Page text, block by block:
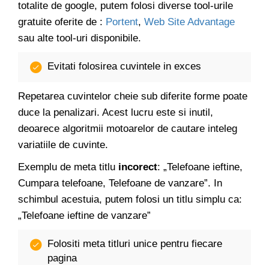
totalite de google, putem folosi diverse tool-urile
gratuite oferite de : Portent, Web Site Advantage
sau alte tool-uri disponibile.
Evitati folosirea cuvintele in exces
Repetarea cuvintelor cheie sub diferite forme poate
duce la penalizari. Acest lucru este si inutil,
deoarece algoritmii motoarelor de cautare inteleg
variatiile de cuvinte.
Exemplu de meta titlu incorect: „Telefoane ieftine,
Cumpara telefoane, Telefoane de vanzare”. In
schimbul acestuia, putem folosi un titlu simplu ca:
„Telefoane ieftine de vanzare”
Folositi meta titluri unice pentru fiecare
pagina